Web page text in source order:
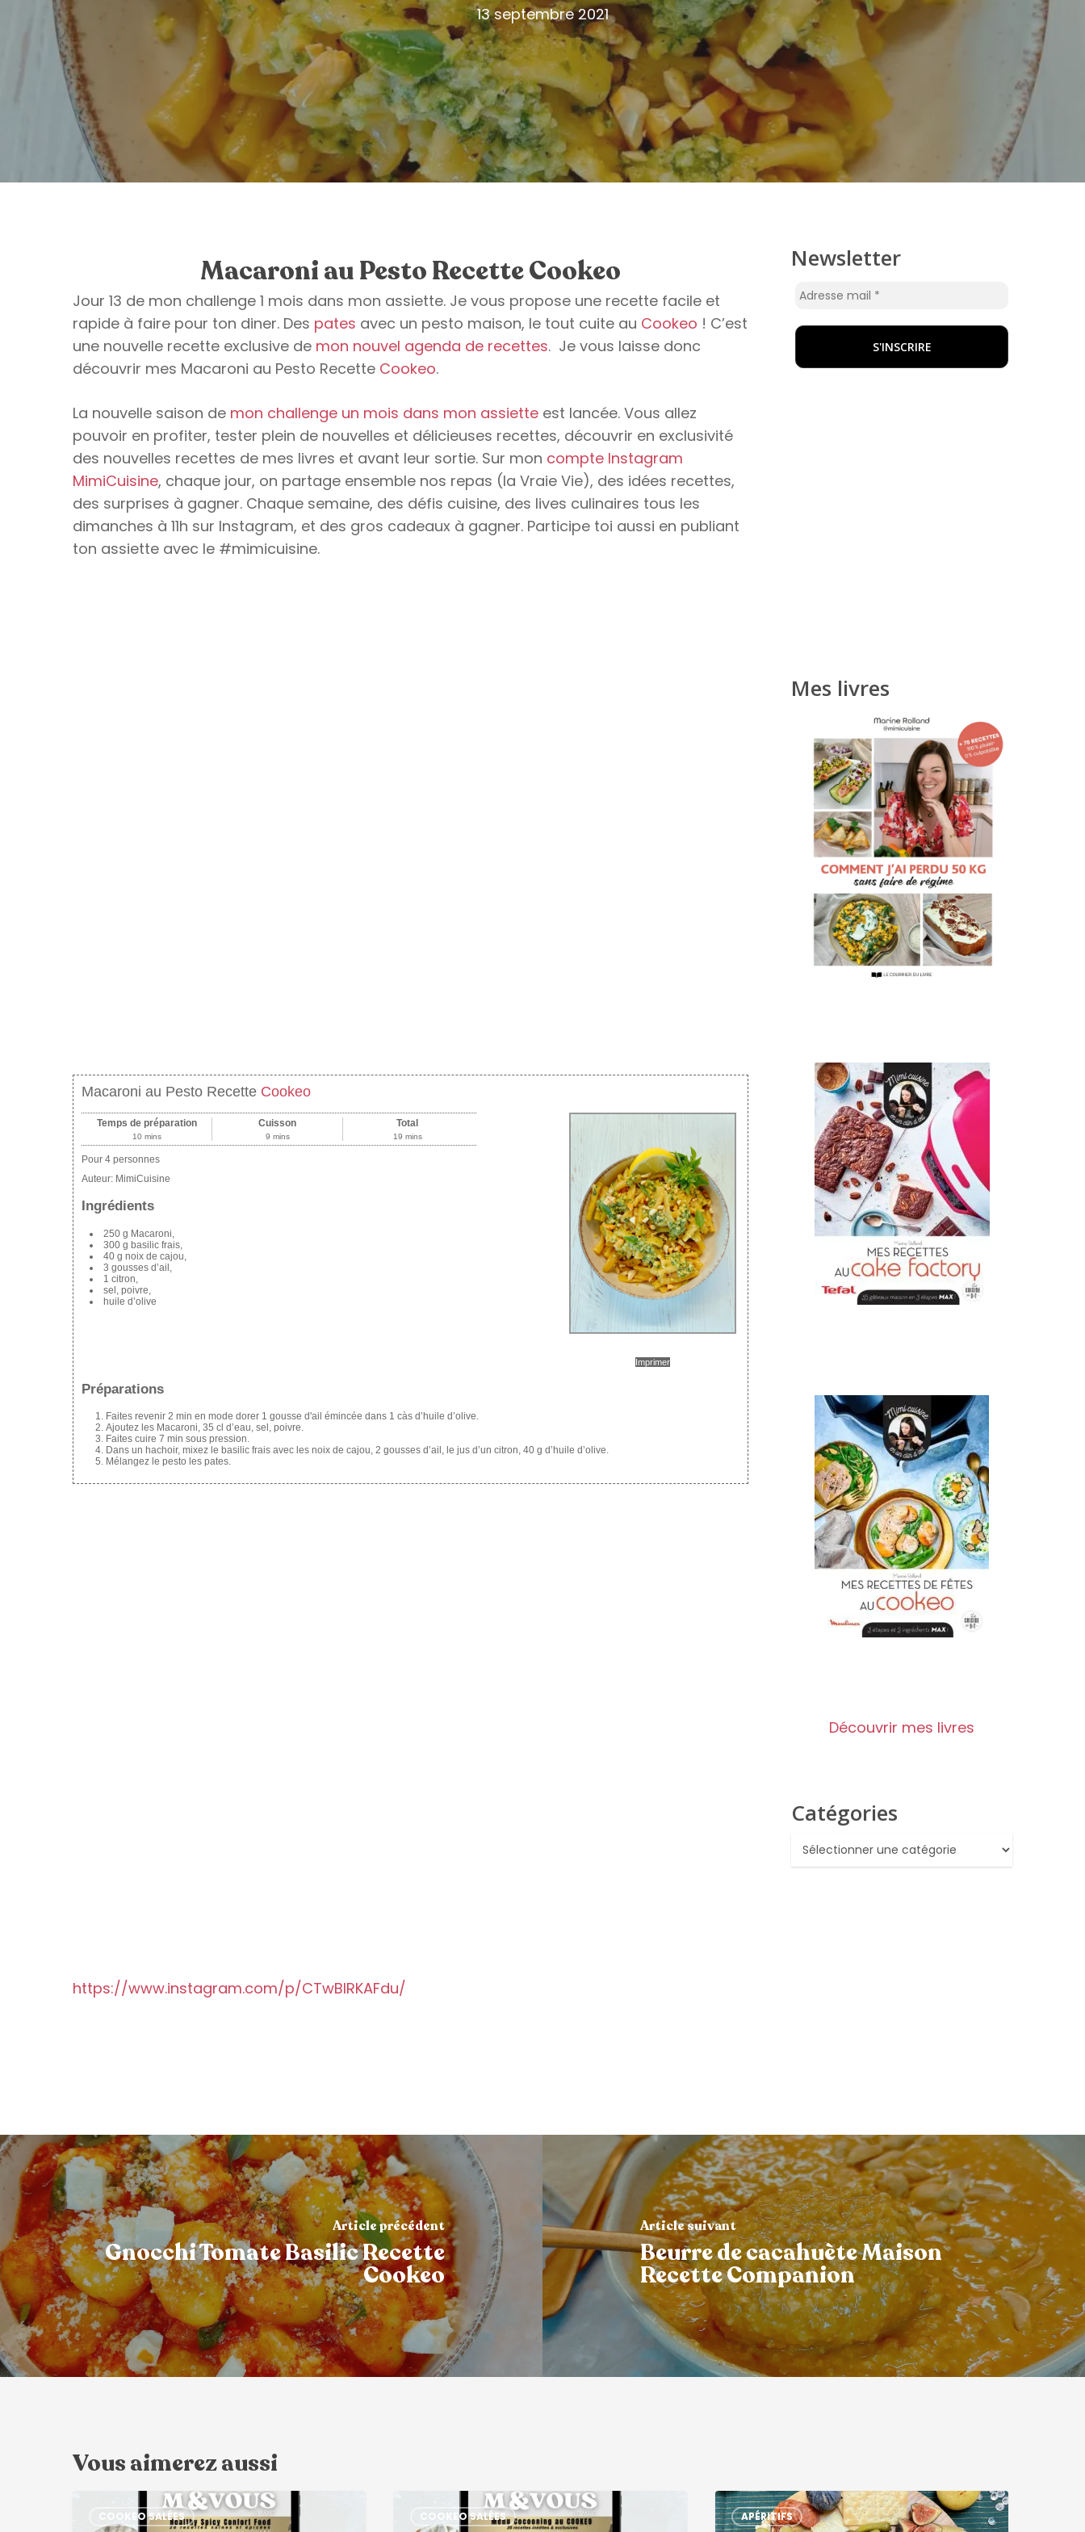
13 septembre 2021
Macaroni au Pesto Recette Cookeo
Jour 13 de mon challenge 1 mois dans mon assiette. Je vous propose une recette facile et
rapide à faire pour ton diner. Des pates avec un pesto maison, le tout cuite au Cookeo ! C’est
une nouvelle recette exclusive de mon nouvel agenda de recettes. Je vous laisse donc
découvrir mes Macaroni au Pesto Recette Cookeo.
La nouvelle saison de mon challenge un mois dans mon assiette est lancée. Vous allez
pouvoir en profiter, tester plein de nouvelles et délicieuses recettes, découvrir en exclusivité
des nouvelles recettes de mes livres et avant leur sortie. Sur mon compte Instagram
MimiCuisine, chaque jour, on partage ensemble nos repas (la Vraie Vie), des idées recettes,
des surprises à gagner. Chaque semaine, des défis cuisine, des lives culinaires tous les
dimanches à 11h sur Instagram, et des gros cadeaux à gagner. Participe toi aussi en publiant
ton assiette avec le #mimicuisine.
Macaroni au Pesto Recette Cookeo
Imprimer
Temps de préparation
10 mins
Cuisson
9 mins
Total
19 mins
Pour 4 personnes
Auteur: MimiCuisine
Ingrédients
250 g Macaroni,
300 g basilic frais,
40 g noix de cajou,
3 gousses d’ail,
1 citron,
sel, poivre,
huile d’olive
Préparations
Faites revenir 2 min en mode dorer 1 gousse d'ail émincée dans 1 càs d’huile d’olive.
Ajoutez les Macaroni, 35 cl d’eau, sel, poivre.
Faites cuire 7 min sous pression.
Dans un hachoir, mixez le basilic frais avec les noix de cajou, 2 gousses d’ail, le jus d’un citron, 40 g d’huile d’olive.
Mélangez le pesto les pates.
https://www.instagram.com/p/CTwBlRKAFdu/
Newsletter
Mes livres
Découvrir mes livres
Catégories
Catégories
Article précédent
Gnocchi Tomate Basilic Recette
Cookeo
Article suivant
Beurre de cacahuète Maison
Recette Companion
Vous aimerez aussi
COOKEO SALÉES COOKEO SALÉES APÉRITIFS